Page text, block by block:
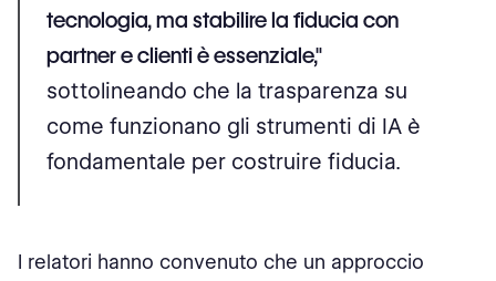
tecnologia, ma stabilire la fiducia con
partner e clienti è essenziale,"
sottolineando che la trasparenza su
come funzionano gli strumenti di IA è
fondamentale per costruire fiducia​.
I relatori hanno convenuto che un approccio